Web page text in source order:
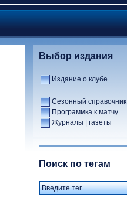
Выбор издания
Издание о клубе
Сезонный справочник
Программка к матчу
Журналы | газеты
Поиск по тегам